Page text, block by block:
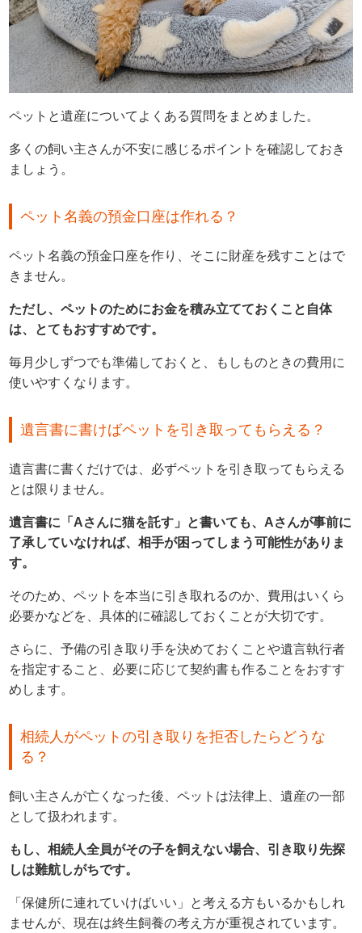
ペットと遺産についてよくある質問をまとめました。
多くの飼い主さんが不安に感じるポイントを確認しておき
ましょう。
ペット名義の預金口座は作れる？
ペット名義の預金口座を作り、そこに財産を残すことはで
きません。
ただし、ペットのためにお金を積み立てておくこと自体
は、とてもおすすめです。
毎月少しずつでも準備しておくと、もしものときの費用に
使いやすくなります。
遺言書に書けばペットを引き取ってもらえる？
遺言書に書くだけでは、必ずペットを引き取ってもらえる
とは限りません。
遺言書に「Aさんに猫を託す」と書いても、Aさんが事前に
了承していなければ、相手が困ってしまう可能性がありま
す。
そのため、ペットを本当に引き取れるのか、費用はいくら
必要かなどを、具体的に確認しておくことが大切です。
さらに、予備の引き取り手を決めておくことや遺言執行者
を指定すること、必要に応じて契約書も作ることをおすす
めします。
相続人がペットの引き取りを拒否したらどうな
る？
飼い主さんが亡くなった後、ペットは法律上、遺産の一部
として扱われます。
もし、相続人全員がその子を飼えない場合、引き取り先探
しは難航しがちです。
「保健所に連れていけばいい」と考える方もいるかもしれ
ませんが、現在は終生飼養の考え方が重視されています。